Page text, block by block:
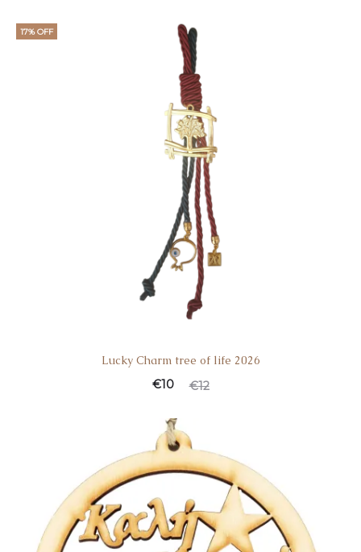
17% OFF
Lucky Charm tree of life 2026
€12
€10